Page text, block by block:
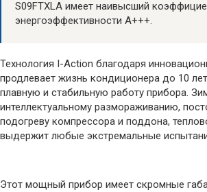
S09FTXLA имеет наивысший
энергоэффективности А+++.
Технология I-Action благодаря
продлевает жизнь кондиционера до 10
плавную и стабильную работу прибора.
интеллектуальному размораживанию,
подогреву компрессора и поддона,
выдержит любые экстремальные
Этот мощный прибор имеет скромные